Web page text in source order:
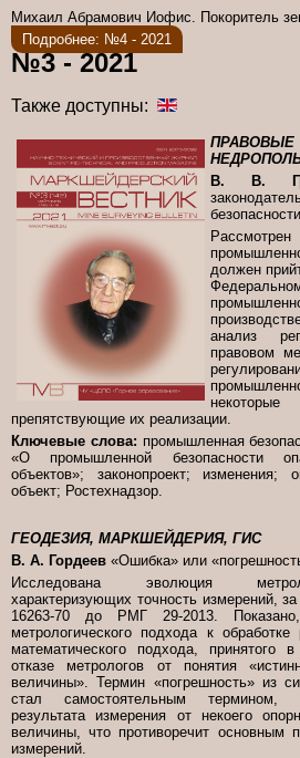
Михаил Абрамович Иофис. Покоритель
Подробнее: №4 - 2021
№3 - 2021
Также доступны:
В. В.
должен
анализ
правовом
некоторые
препятствующие их реализации.
Ключевые слова: промышленная
«О промышленной безопасности
объектов»; законопроект; изменения;
объект; Ростехнадзор.
ГЕОДЕЗИЯ, МАРКШЕЙДЕРИЯ, ГИС
В. А. Гордеев «Ошибка» или
Исследована эволюция
характеризующих точность измерений,
16263-70 до РМГ 29-2013.
метрологического подхода к
математического подхода, принятого
отказе метрологов от понятия
величины». Термин «погрешность» из
стал самостоятельным термином,
результата измерения от некоего
величины, что противоречит основным
измерений.